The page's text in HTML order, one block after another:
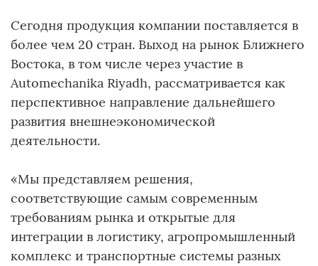
Сегодня продукция компании поставляется в
более чем 20 стран. Выход на рынок Ближнего
Востока, в том числе через участие в
Automechanika Riyadh, рассматривается как
перспективное направление дальнейшего
развития внешнеэкономической
деятельности.
«Мы представляем решения,
соответствующие самым современным
требованиям рынка и открытые для
интеграции в логистику, агропромышленный
комплекс и транспортные системы разных